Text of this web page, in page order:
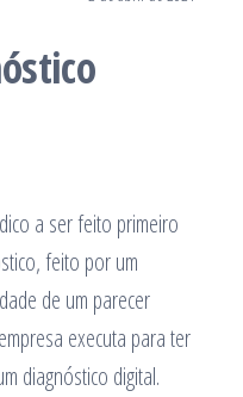
a ser feito primeiro
feito por um
de um parecer
executa para ter
diagnóstico digital.